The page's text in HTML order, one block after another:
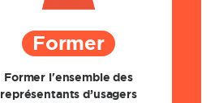
Former
Former l'ensemble des
représentants d’usagers